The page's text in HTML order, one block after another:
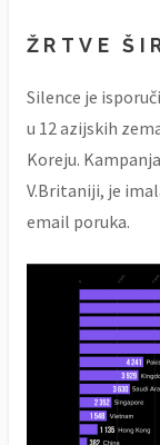
ŽRTVE
Silence je
u 12 azijskih
Koreju.
V.Britaniji, je
email poruka.